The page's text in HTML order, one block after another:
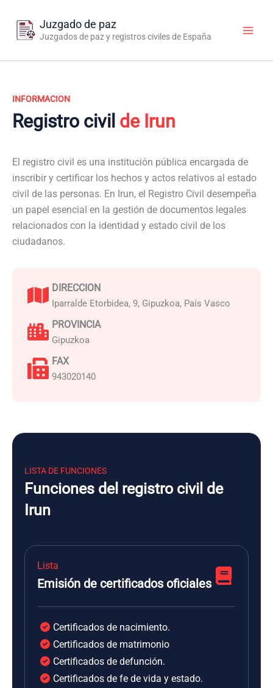
contenido
Juzgado de paz
Juzgados de paz y registros civiles de España
INFORMACION
Registro civil de Irun
El registro civil es una institución pública encargada de
inscribir y certificar los hechos y actos relativos al estado
civil de las personas. En Irun, el Registro Civil desempeña
un papel esencial en la gestión de documentos legales
relacionados con la identidad y estado civil de los
ciudadanos.
DIRECCION
Iparralde Etorbidea, 9, Gipuzkoa, País Vasco
PROVINCIA
Gipuzkoa
FAX
943020140
LISTA DE FUNCIONES
Funciones del registro civil de
Irun
Lista
Emisión de certificados oficiales
Certificados de nacimiento.
Certificados de matrimonio
Certificados de defunción.
Certificados de fe de vida y estado.